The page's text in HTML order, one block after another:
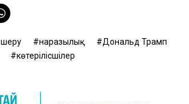
шеру наразылық
Дональд Трамп
көтерілісшілер